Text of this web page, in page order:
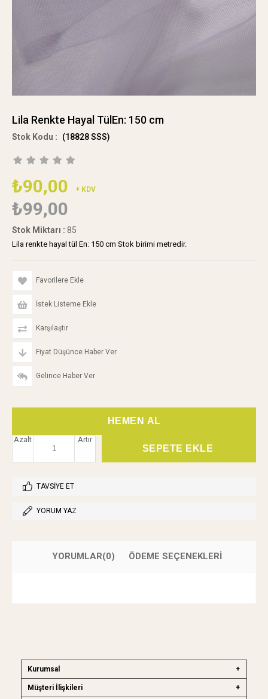
Lila Renkte Hayal TülEn: 150 cm
(18828 SSS)
₺90,00 + KDV
₺99,00
Stok Miktarı : 85
Lila renkte hayal tül En: 150 cm Stok birimi metredir.
Favorilere Ekle
İstek Listeme Ekle
Karşılaştır
Fiyat Düşünce Haber Ver
Gelince Haber Ver
Artır
Azalt
TAVSIYE ET
YORUM YAZ
YORUMLAR(0) ÖDEME SEÇENEKLERI
Kurumsal
Müşteri İlişkileri